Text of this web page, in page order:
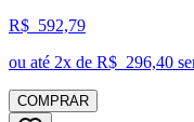
R$ 592,79
ou até 2x de R$ 296,40
COMPRAR